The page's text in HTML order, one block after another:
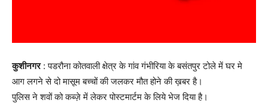
कुशीनगर: पडरौना कोतवाली क्षेत्र के गांव गंभीरिया के बसंतपुर टोले में घर मे
आग लगने से दो मासूम बच्चों की जलकर मौत होने की ख़बर है।
पुलिस ने शवों को कब्ज़े में लेकर पोस्टमार्टम के लिये भेज दिया है।